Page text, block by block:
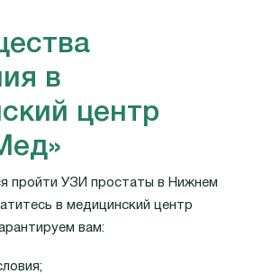
в
центр
пройти УЗИ простаты в Нижнем
в медицинский центр
вам: